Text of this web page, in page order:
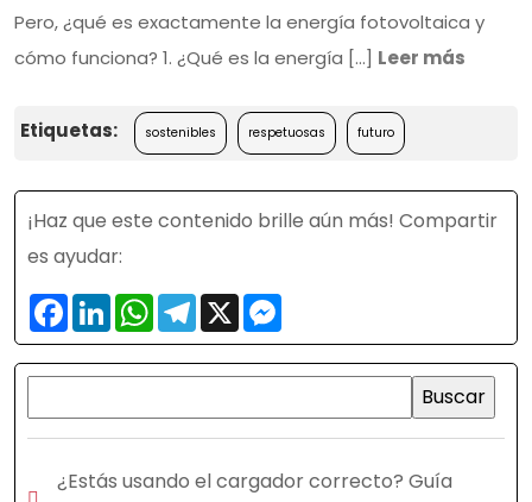
Pero, ¿qué es exactamente la energía fotovoltaica y
cómo funciona? 1. ¿Qué es la energía [...] Leer más
Etiquetas: sostenibles respetuosas futuro
¡Haz que este contenido brille aún más! Compartir
es ayudar:
Facebook
LinkedInWhatsApp
Telegram
X
¿Estás usando el cargador correcto? Guía